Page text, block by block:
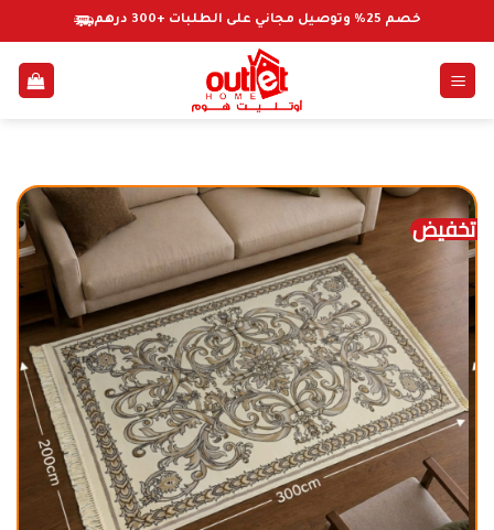
للمحتوى
خصم 25% وتوصيل مجاني على الطلبات +300 درهم
تخفيض